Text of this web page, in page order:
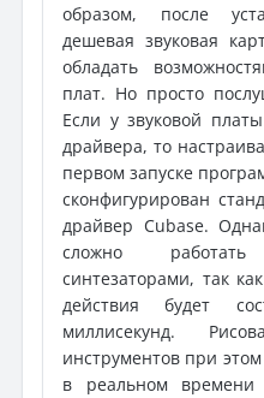
образом, после
дешевая звуковая
обладать
плат. Но просто
Если у звуковой
драйвера, то
первом запуске
сконфигурирован
драйвер Cubase.
сложно
синтезаторами, так
действия будет
миллисекунд.
инструментов при
в реальном времени